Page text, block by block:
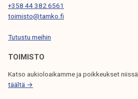
N
S
E
L
A
U
+358 44 382 6561
toimisto@tamko.fi
Tutustu meihin
TOIMISTO
Katso aukioloaikamme ja poikkeukset niissä
täältä →